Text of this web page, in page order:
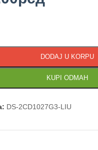
DODAJ U KORPU
KUPI ODMAH
DS-2CD1027G3-LIU